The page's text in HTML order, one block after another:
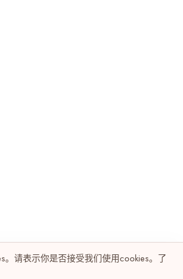
。请表示你是否接受我们使用cookies。了